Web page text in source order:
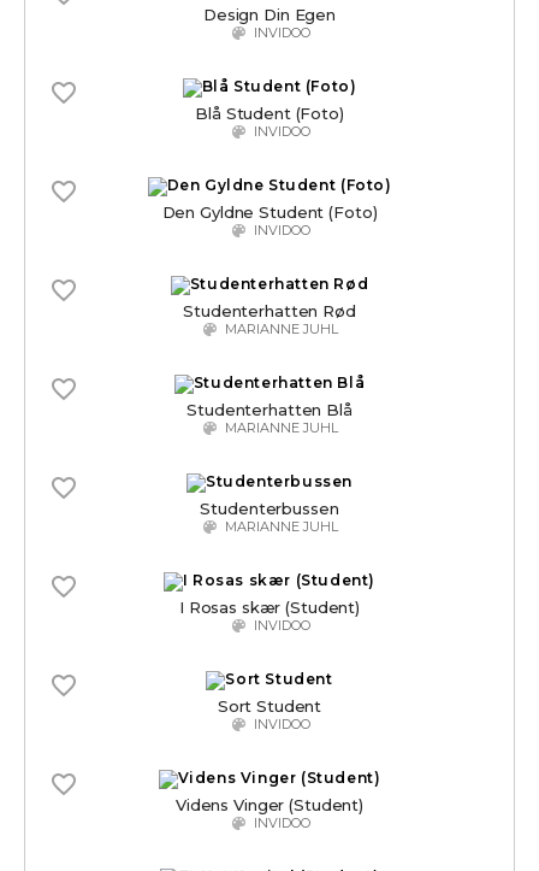
Design Din Egen
INVIDOO
Blå Student (Foto)
INVIDOO
Den Gyldne Student (Foto)
INVIDOO
Studenterhatten Rød
MARIANNE JUHL
Studenterhatten Blå
MARIANNE JUHL
Studenterbussen
MARIANNE JUHL
I Rosas skær (Student)
INVIDOO
Sort Student
INVIDOO
Videns Vinger (Student)
INVIDOO